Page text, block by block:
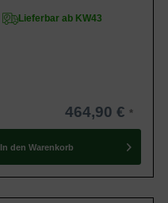
Lieferbar ab KW43
464,90 €
In den Warenkorb